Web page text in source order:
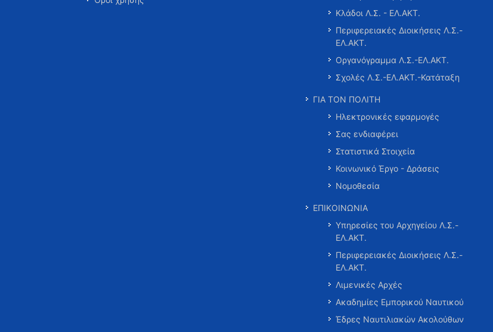
Κλάδοι Λ.Σ. - ΕΛ.ΑΚΤ.
Περιφερειακές Διοικήσεις Λ.Σ.-
ΕΛ.ΑΚΤ.
Οργανόγραμμα Λ.Σ.-ΕΛ.ΑΚΤ.
Σχολές Λ.Σ.-ΕΛ.ΑΚΤ.-Κατάταξη
ΓΙΑ ΤΟΝ ΠΟΛΙΤΗ
Ηλεκτρονικές εφαρμογές
Σας ενδιαφέρει
Στατιστικά Στοιχεία
Κοινωνικό Έργο - Δράσεις
Νομοθεσία
ΕΠΙΚΟΙΝΩΝΙΑ
Υπηρεσίες του Αρχηγείου Λ.Σ.-
ΕΛ.ΑΚΤ.
Περιφερειακές Διοικήσεις Λ.Σ.-
ΕΛ.ΑΚΤ.
Λιμενικές Αρχές
Ακαδημίες Εμπορικού Ναυτικού
Έδρες Ναυτιλιακών Ακολούθων